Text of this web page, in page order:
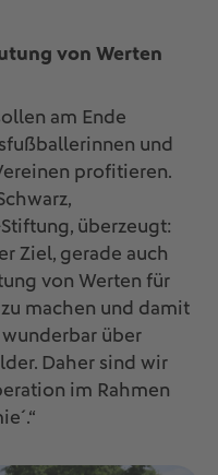
von Werten
am Ende
und
profitieren.
überzeugt:
Ziel, gerade auch
von Werten für
machen und damit
über
Daher sind wir
im Rahmen